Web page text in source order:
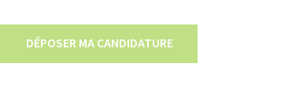
DÉPOSER MA CANDIDATURE